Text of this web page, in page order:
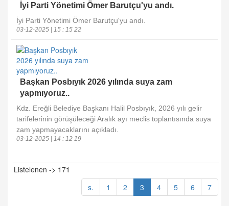
İyi Parti Yönetimi Ömer Barutçu'yu andı.
İyi Parti Yönetimi Ömer Barutçu'yu andı.
03-12-2025 | 15 : 15 22
Başkan Posbıyık 2026 yılında suya zam
yapmıyoruz..
Kdz. Ereğli Belediye Başkanı Halil Posbıyık, 2026 yılı gelir
tarifelerinin görüşüleceği Aralık ayı meclis toplantısında suya
zam yapmayacaklarını açıkladı.
03-12-2025 | 14 : 12 19
Listelenen -> 171
s.
1 2 3 4 5 6 7